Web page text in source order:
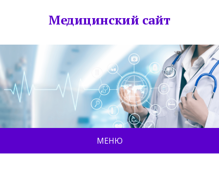
Медицинский сайт
МЕНЮ